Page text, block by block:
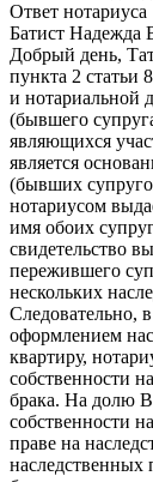
Ответ нотариуса
Батист Надежда
Добрый день,
пункта 2 статьи
и нотариальной
(бывшего
являющихся
является
(бывших
нотариусом
имя обоих
свидетельство
пережившего
нескольких
Следовательно,
оформлением
квартиру,
собственности
брака. На долю
собственности
праве на
наследственных